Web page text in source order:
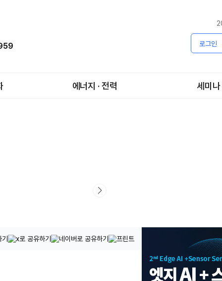
로그인
에너지 · 전력 세미나